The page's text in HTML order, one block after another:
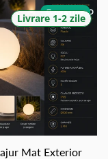
Livrare 1-2 zile
GRATUIT
Mat Exterior